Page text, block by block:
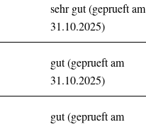
sehr gut (geprueft am
31.10.2025)
gut (geprueft am
31.10.2025)
gut (geprueft am